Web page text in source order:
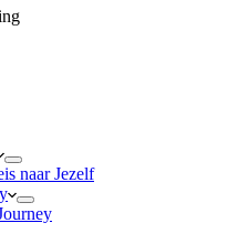
naar Jezelf